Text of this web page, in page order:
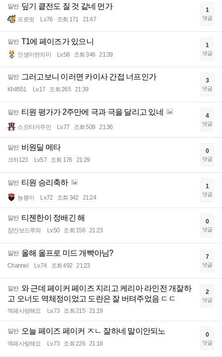
일반 딮기 킅전도 질 것 같네 먼가
프로핏 Lv.76 조회 171 21:47
1
댓글
일반 T1에 페이즈가 있으니
인생이란의미 Lv.58 조회 346 21:39
1
댓글
일반 그러고보니 이러면 카이사 간접 너프인가
Kh8551 Lv.17 조회 265 21:39
3
댓글
일반 티원 평가가 2주만에 극과 극을 달리고 있네
스오타거주민 Lv.77 조회 509 21:36
4
댓글
일반 비원딜 메타
크하123 Lv.57 조회 176 21:29
0
댓글
일반 티원 승리축하
농붕이 Lv.72 조회 342 21:24
1
댓글
일반 티젠한이 정배긴 해
잠만보드루와 Lv.50 조회 156 21:23
0
댓글
일반 올해 올프로 미드 개빡아님?
Channel Lv.74 조회 492 21:23
7
댓글
일반 와 근데 페이커 페이즈 지리고 케리아 라인전 개잘하
고 오너도 역체정이었고 도란은 잘 버텨주었음 ㄷㄷ
엑페사랑해요 Lv.73 조회 215 21:19
2
댓글
일반 오늘 페이즈 페이커 ㅈㄴ 잘하네 말이안되노
엑페사랑해요 Lv.73 조회 226 21:18
0
댓글